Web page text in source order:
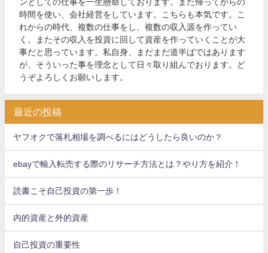
ンとしての仕事を一生懸命しております。また帰ってからの
時間を使い、会社経営をしています。こちらも本気です。こ
れからの時代、複数の仕事をし、複数の収入源を作ってい
く。またその収入を投資に回して資産を作っていくことが大
事だと思っています。私自身、まだまだ道半ばではあります
が、そういった事を理念として日々取り組んでおります。ど
うぞよろしくお願いします。
最近の投稿
ヤフオクで落札相場を調べるにはどうしたら良いのか？
ebayで輸入転売する際のリサーチ方法とは？やり方を紹介！
読書こそ自己投資の第一歩！
内的資産と外的資産
自己投資の重要性